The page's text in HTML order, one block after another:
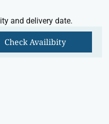
and delivery date.
Check Availibity